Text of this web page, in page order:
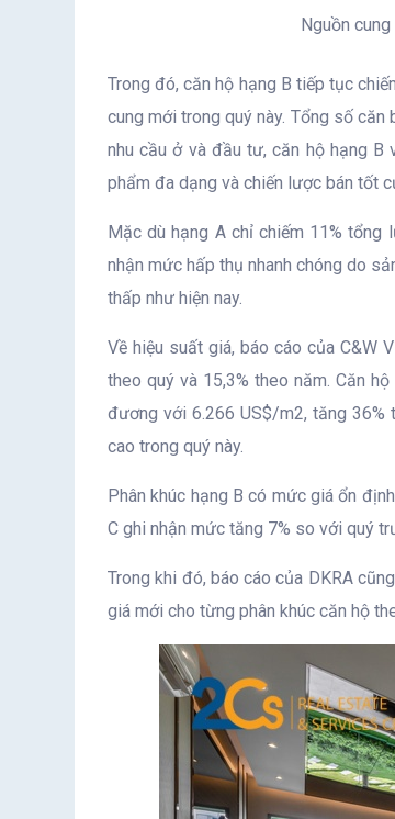
Nguồn
Trong đó, căn hộ hạng B tiếp tục
cung mới trong quý này. Tổng số
nhu cầu ở và đầu tư, căn hộ hạng B
phẩm đa dạng và chiến lược bán tốt
Mặc dù hạng A chỉ chiếm 11%
nhận mức hấp thụ nhanh chóng do
thấp như hiện nay.
Về hiệu suất giá, báo cáo của C&W
theo quý và 15,3% theo năm. Căn
đương với 6.266 US$/m2, tăng 36%
cao trong quý này.
Phân khúc hạng B có mức giá ổn
C ghi nhận mức tăng 7% so với quý
Trong khi đó, báo cáo của DKRA
giá mới cho từng phân khúc căn hộ